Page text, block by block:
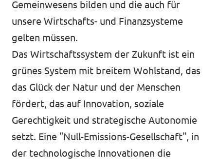
Gemeinwesens bilden und die auch für
unsere Wirtschafts- und Finanzsysteme
gelten müssen.
Das Wirtschaftssystem der Zukunft ist ein
grünes System mit breitem Wohlstand, das
das Glück der Natur und der Menschen
fördert, das auf Innovation, soziale
Gerechtigkeit und strategische Autonomie
setzt. Eine "Null-Emissions-Gesellschaft", in
der technologische Innovationen die